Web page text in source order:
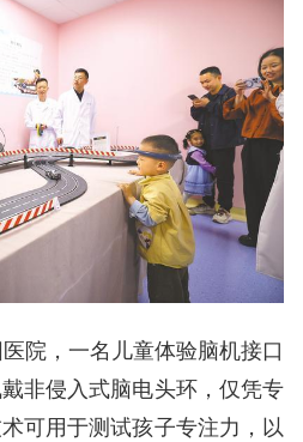
院，一名儿童体验脑机接口
非侵入式脑电头环，仅凭专
可用于测试孩子专注力，以